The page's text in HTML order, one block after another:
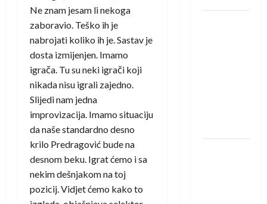
Ne znam jesam li nekoga
zaboravio. Teško ih je
nabrojati koliko ih je. Sastav je
dosta izmijenjen. Imamo
igrača. Tu su neki igrači koji
nikada nisu igrali zajedno.
Slijedi nam jedna
improvizacija. Imamo situaciju
da naše standardno desno
krilo Predragović bude na
desnom beku. Igrat ćemo i sa
nekim dešnjakom na toj
pozicij. Vidjet ćemo kako to